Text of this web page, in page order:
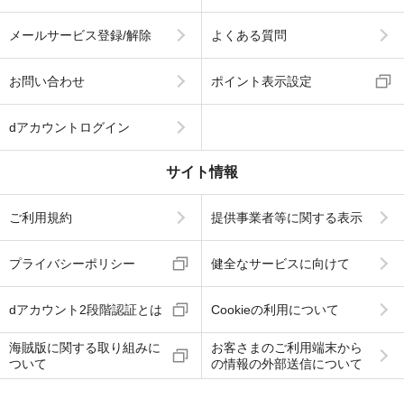
メールサービス登録/解除 よくある質問
お問い合わせ ポイント表示設定
dアカウントログイン
サイト情報
ご利用規約 提供事業者等に関する表示
プライバシーポリシー 健全なサービスに向けて
dアカウント2段階認証とは Cookieの利用について
海賊版に関する取り組みに
ついて
お客さまのご利用端末から
の情報の外部送信について